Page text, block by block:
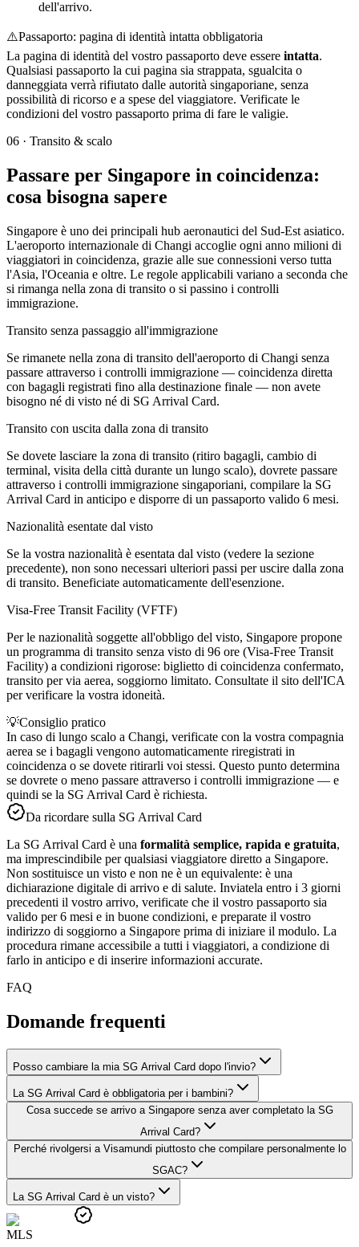
dell'arrivo.
⚠️Passaporto: pagina di identità intatta obbligatoria
La pagina di identità del vostro passaporto deve essere intatta.
Qualsiasi passaporto la cui pagina sia strappata, sgualcita o
danneggiata verrà rifiutato dalle autorità singaporiane, senza
possibilità di ricorso e a spese del viaggiatore. Verificate le
condizioni del vostro passaporto prima di fare le valigie.
06 · Transito & scalo
Passare per Singapore in coincidenza:
cosa bisogna sapere
Singapore è uno dei principali hub aeronautici del Sud-Est asiatico.
L'aeroporto internazionale di Changi accoglie ogni anno milioni di
viaggiatori in coincidenza, grazie alle sue connessioni verso tutta
l'Asia, l'Oceania e oltre. Le regole applicabili variano a seconda che
si rimanga nella zona di transito o si passino i controlli
immigrazione.
Transito senza passaggio all'immigrazione
Se rimanete nella zona di transito dell'aeroporto di Changi senza
passare attraverso i controlli immigrazione — coincidenza diretta
con bagagli registrati fino alla destinazione finale — non avete
bisogno né di visto né di SG Arrival Card.
Transito con uscita dalla zona di transito
Se dovete lasciare la zona di transito (ritiro bagagli, cambio di
terminal, visita della città durante un lungo scalo), dovrete passare
attraverso i controlli immigrazione singaporiani, compilare la SG
Arrival Card in anticipo e disporre di un passaporto valido 6 mesi.
Nazionalità esentate dal visto
Se la vostra nazionalità è esentata dal visto (vedere la sezione
precedente), non sono necessari ulteriori passi per uscire dalla zona
di transito. Beneficiate automaticamente dell'esenzione.
Visa-Free Transit Facility (VFTF)
Per le nazionalità soggette all'obbligo del visto, Singapore propone
un programma di transito senza visto di 96 ore (Visa-Free Transit
Facility) a condizioni rigorose: biglietto di coincidenza confermato,
transito per via aerea, soggiorno limitato. Consultate il sito dell'ICA
per verificare la vostra idoneità.
💡Consiglio pratico
In caso di lungo scalo a Changi, verificate con la vostra compagnia
aerea se i bagagli vengono automaticamente riregistrati in
coincidenza o se dovete ritirarli voi stessi. Questo punto determina
se dovrete o meno passare attraverso i controlli immigrazione — e
quindi se la SG Arrival Card è richiesta.
Da ricordare sulla SG Arrival Card
La SG Arrival Card è una formalità semplice, rapida e gratuita,
ma imprescindibile per qualsiasi viaggiatore diretto a Singapore.
Non sostituisce un visto e non ne è un equivalente: è una
dichiarazione digitale di arrivo e di salute. Inviatela entro i 3 giorni
precedenti il vostro arrivo, verificate che il vostro passaporto sia
valido per 6 mesi e in buone condizioni, e preparate il vostro
indirizzo di soggiorno a Singapore prima di iniziare il modulo. La
procedura rimane accessibile a tutti i viaggiatori, a condizione di
farlo in anticipo e di inserire informazioni accurate.
FAQ
Domande frequenti
Posso cambiare la mia SG Arrival Card dopo l'invio?
La SG Arrival Card è obbligatoria per i bambini?
Cosa succede se arrivo a Singapore senza aver completato la SG
Arrival Card?
Perché rivolgersi a Visamundi piuttosto che compilare personalmente lo
SGAC?
La SG Arrival Card è un visto?
MLS